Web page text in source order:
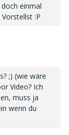
einmal
:P
;) (wie wäre
Video? Ich
muss ja
wenn du